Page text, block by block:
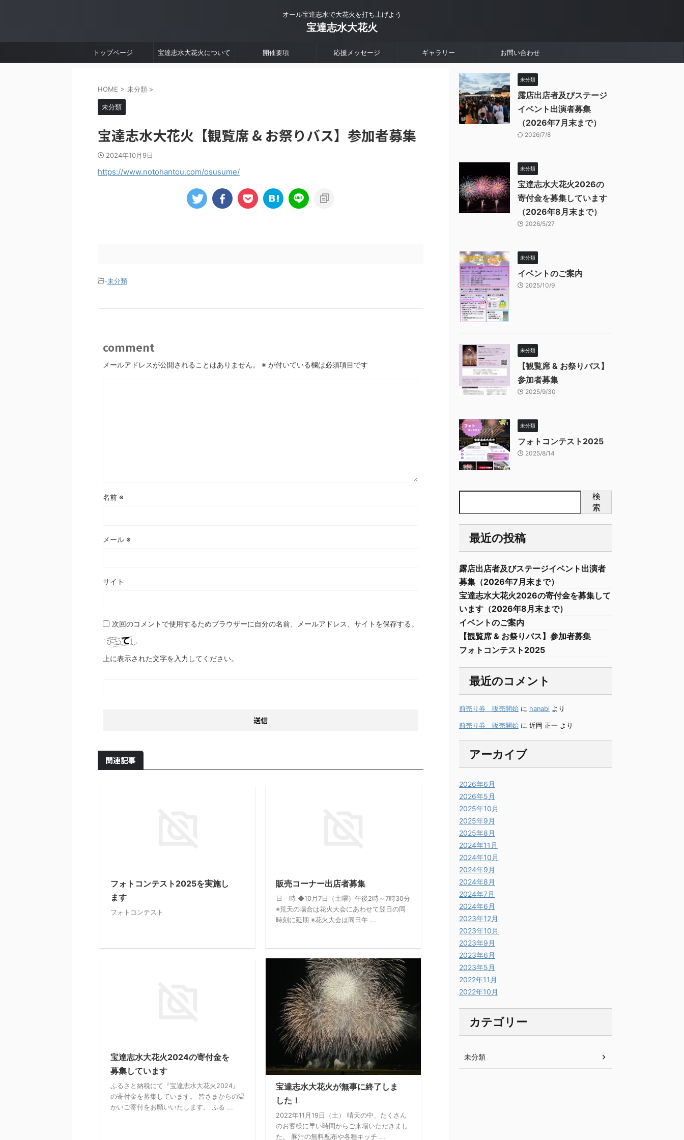
オール宝達志水で大花火を打ち上げよう
宝達志水大花火
トップページ 宝達志水大花火について 開催要項 応援メッセージ ギャラリー お問い合わせ
HOME > 未分類 >
未分類
宝達志水大花火【観覧席 & お祭りバス】参加者募集
2024年10月9日
https://www.notohantou.com/osusume/
-未分類
comment
メールアドレスが公開されることはありません。 ※ が付いている欄は必須項目です
名前 ※
メール ※
サイト
次回のコメントで使用するためブラウザーに自分の名前、メールアドレス、サイトを保存する。
上に表示された文字を入力してください。
関連記事
フォトコンテスト2025を実施し
ます
フォトコンテスト
販売コーナー出店者募集
日 時 ◆10月7日（土曜）午後2時～7時30分
※荒天の場合は花火大会にあわせて翌日の同
時刻に延期 ※花火大会は同日午 ...
宝達志水大花火2024の寄付金を
募集しています
ふるさと納税にて『宝達志水大花火2024』
の寄付金を募集しています。 皆さまからの温
かいご寄付をお願いいたします。 ふる ...
宝達志水大花火が無事に終了しま
した！
2022年11月19日（土） 晴天の中、たくさん
のお客様に早い時間からご来場いただきまし
た。 豚汁の無料配布や各種キッチ ...
未分類
露店出店者及びステージ
イベント出演者募集
（2026年7月末まで）
2026/7/8
未分類
宝達志水大花火2026の
寄付金を募集しています
（2026年8月末まで）
2026/5/27
未分類
イベントのご案内
2025/10/9
未分類
【観覧席 & お祭りバス】
参加者募集
2025/9/30
未分類
フォトコンテスト2025
2025/8/14
検
索
最近の投稿
露店出店者及びステージイベント出演者
募集（2026年7月末まで）
宝達志水大花火2026の寄付金を募集して
います（2026年8月末まで）
イベントのご案内
【観覧席 & お祭りバス】参加者募集
フォトコンテスト2025
最近のコメント
前売り券 販売開始 に hanabi より
前売り券 販売開始 に 近岡 正一 より
アーカイブ
2026年6月
2026年5月
2025年10月
2025年9月
2025年8月
2024年11月
2024年10月
2024年9月
2024年8月
2024年7月
2024年6月
2023年12月
2023年10月
2023年9月
2023年6月
2023年5月
2022年11月
2022年10月
カテゴリー
未分類